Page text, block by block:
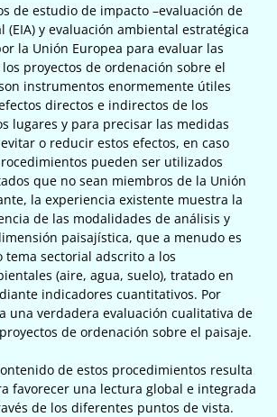
de estudio de impacto –evaluación de
(EIA) y evaluación ambiental estratégica
la Unión Europea para evaluar las
proyectos de ordenación sobre el
instrumentos enormemente útiles
directos e indirectos de los
lugares y para precisar las medidas
o reducir estos efectos, en caso
pueden ser utilizados
que no sean miembros de la Unión
la experiencia existente muestra la
de las modalidades de análisis y
paisajística, que a menudo es
tema sectorial adscrito a los
(aire, agua, suelo), tratado en
indicadores cuantitativos. Por
una verdadera evaluación cualitativa de
de ordenación sobre el paisaje.
de estos procedimientos resulta
favorecer una lectura global e integrada
de los diferentes puntos de vista.